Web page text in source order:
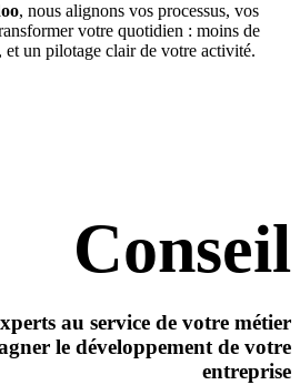
, nous alignons vos processus, vos
votre quotidien : moins de
et un pilotage clair de votre activité.
Conseil
au service de votre métier
le développement de votre
entreprise